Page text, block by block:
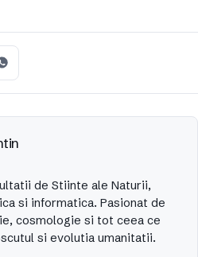
de Stiinte ale Naturii,
si informatica. Pasionat de
cosmologie si tot ceea ce
si evolutia umanitatii.